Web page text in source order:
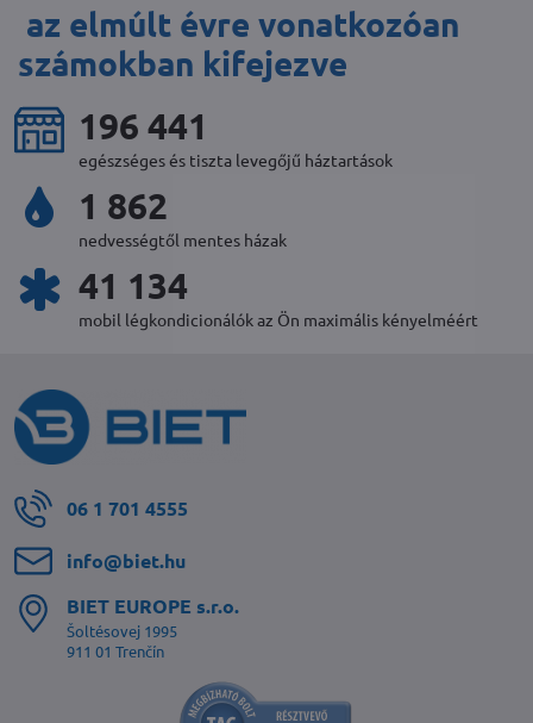
az elmúlt évre vonatkozóan
számokban kifejezve
214 165
egészséges és tiszta levegőjű háztartások
2 030
nedvességtől mentes házak
44 902
mobil légkondicionálók az Ön maximális kényelméért
06 1 701 4555
info​@biet​.hu
BIET EUROPE s​.r​.o​.
Šoltésovej 1995
911 01 Trenčín